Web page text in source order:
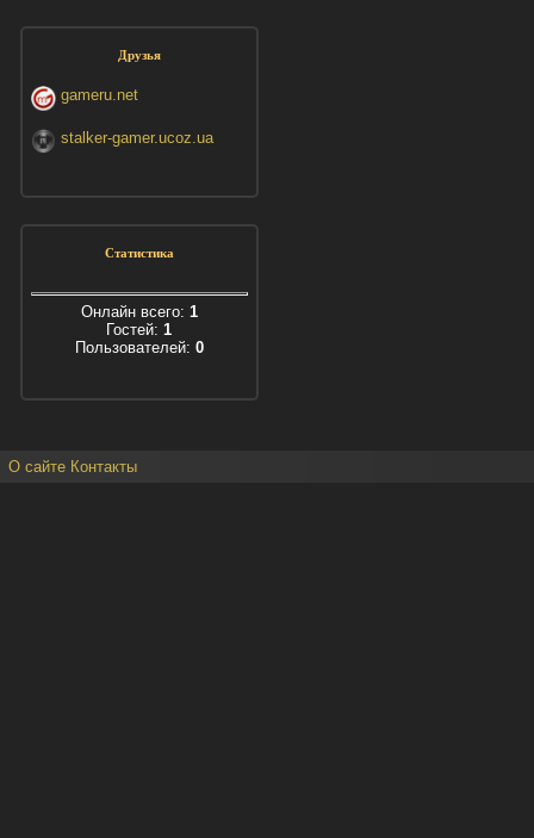
Друзья
gameru.net
stalker-gamer.ucoz.ua
Статистика
Онлайн всего: 1
Гостей: 1
Пользователей: 0
О сайте Контакты